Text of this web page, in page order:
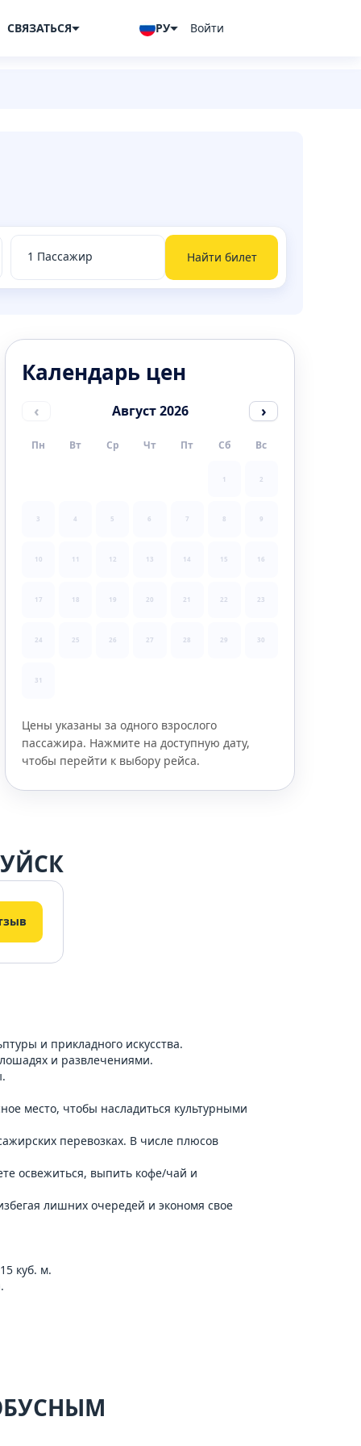
СВЯЗАТЬСЯ РУ Войти
Найти билет
Календарь цен
‹ Август 2026 ›
Пн Вт Ср Чт Пт Сб Вс
1 2
3 4 5 6 7 8 9
10 11 12 13 14 15 16
17 18 19 20 21 22 23
24 25 26 27 28 29 30
31
Цены указаны за одного взрослого
пассажира. Нажмите на доступную дату,
чтобы перейти к выбору рейса.
и прикладного искусства.
и развлечениями.
место, чтобы насладиться культурными
перевозках. В числе плюсов
освежиться, выпить кофе/чай и
лишних очередей и экономя свое
куб. м.